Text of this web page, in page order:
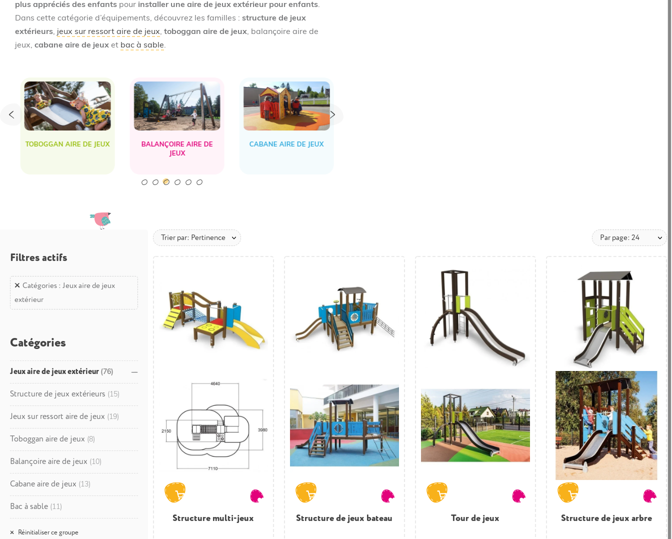
plus appréciés des enfants pour installer une aire de jeux extérieur pour enfants.
Dans cette catégorie d’équipements, découvrez les familles : structure de jeux
extérieurs, jeux sur ressort aire de jeux, toboggan aire de jeux, balançoire aire de
jeux, cabane aire de jeux et bac à sable.
TOBOGGAN AIRE DE JEUX
BALANÇOIRE AIRE DE
JEUX
CABANE AIRE DE JEUX
Filtres actifs
Catégories : Jeux aire de jeux
extérieur
Catégories
Jeux aire de jeux extérieur (76)
Structure de jeux extérieurs (15)
Jeux sur ressort aire de jeux (19)
Toboggan aire de jeux (8)
Balançoire aire de jeux (10)
Cabane aire de jeux (13)
Bac à sable (11)
Réinitialiser ce groupe
Trier par: Pertinence Par page: 24
Structure multi-jeux Structure de jeux bateau Tour de jeux Structure de jeux arbre